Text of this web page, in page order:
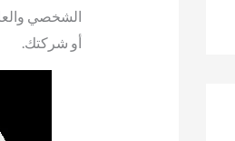
الشخصي
أو شركتك.